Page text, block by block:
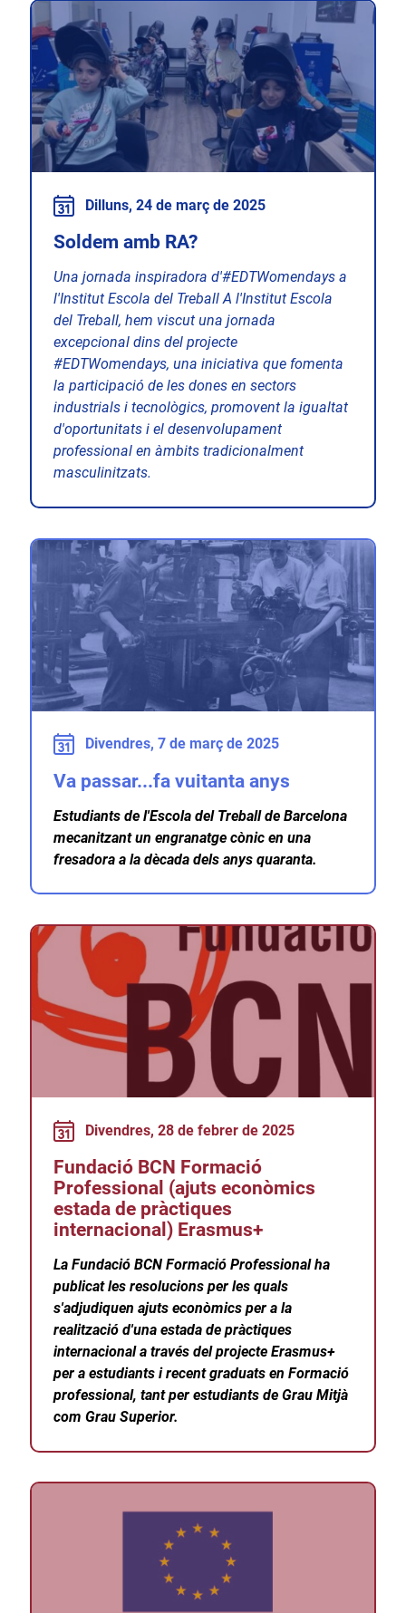
Dilluns, 24 de març de 2025
Soldem amb RA?
Una jornada inspiradora d'#EDTWomendays a
l'Institut Escola del Treball A l'Institut Escola
del Treball, hem viscut una jornada
excepcional dins del projecte
#EDTWomendays, una iniciativa que fomenta
la participació de les dones en sectors
industrials i tecnològics, promovent la igualtat
d'oportunitats i el desenvolupament
professional en àmbits tradicionalment
masculinitzats.
Divendres, 7 de març de 2025
Va passar...fa vuitanta anys
Estudiants de l'Escola del Treball de Barcelona
mecanitzant un engranatge cònic en una
fresadora a la dècada dels anys quaranta.
Divendres, 28 de febrer de 2025
Fundació BCN Formació
Professional (ajuts econòmics
estada de pràctiques
internacional) Erasmus+
La Fundació BCN Formació Professional ha
publicat les resolucions per les quals
s'adjudiquen ajuts econòmics per a la
realització d'una estada de pràctiques
internacional a través del projecte Erasmus+
per a estudiants i recent graduats en Formació
professional, tant per estudiants de Grau Mitjà
com Grau Superior.